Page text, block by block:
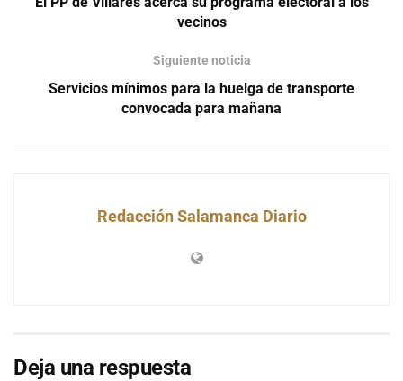
vecinos
Siguiente noticia
Servicios mínimos para la huelga de transporte
convocada para mañana
Redacción Salamanca Diario
Deja una respuesta